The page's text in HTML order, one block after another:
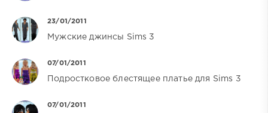
23/01/2011
Мужские джинсы Sims 3
07/01/2011
Подростковое блестящее платье для Sims 3
07/01/2011